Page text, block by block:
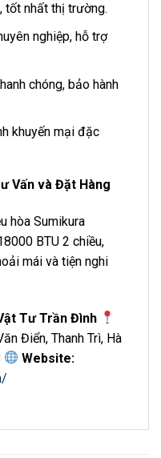
tốt nhất thị trường.
nghiệp, hỗ trợ
chóng, bảo hành
khuyến mại đặc
Vấn và Đặt Hàng
hòa Sumikura
BTU 2 chiều,
mái và tiện nghi
Tư Trần Đình
Điển, Thanh Trì, Hà
Website: